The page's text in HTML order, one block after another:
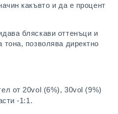
какъвто и да е процент
бляскави оттенъци и
тона, позволява директно
от 20vol (6%), 30vol (9%)
-1:1.